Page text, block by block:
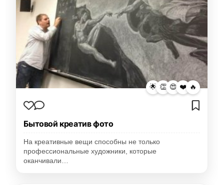
🌟 👏 😍 ❤️ 🔥
Бытовой креатив фото
На креативные вещи способны не только
профессиональные художники, которые
оканчивали…